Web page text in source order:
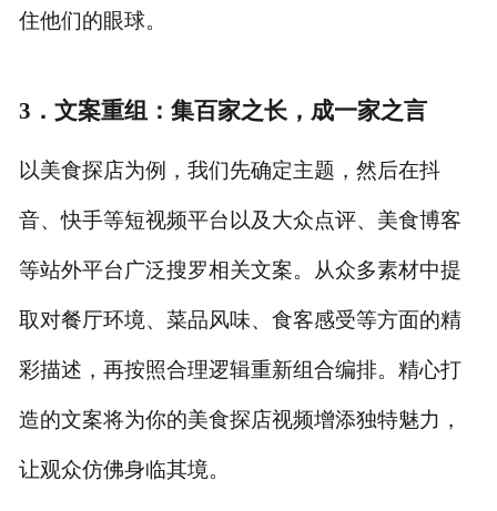
住他们的眼球。
3． 文案重组：集百家之长，成一家之言
以美食探店为例，我们先确定主题，然后在抖
音、快手等短视频平台以及大众点评、美食博客
等站外平台广泛搜罗相关文案。从众多素材中提
取对餐厅环境、菜品风味、食客感受等方面的精
彩描述，再按照合理逻辑重新组合编排。精心打
造的文案将为你的美食探店视频增添独特魅力，
让观众仿佛身临其境。